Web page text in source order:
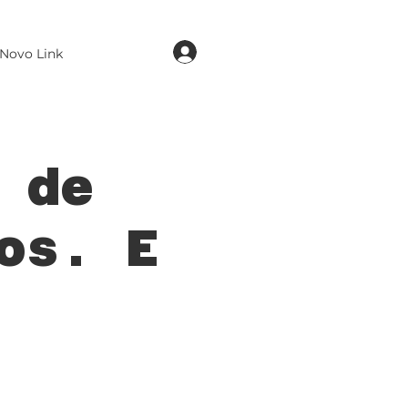
Novo Link
de
E